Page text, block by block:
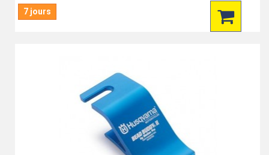
7 jours